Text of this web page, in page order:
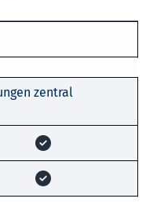
zentral